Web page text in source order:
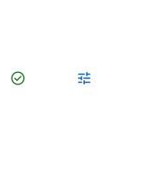
check_circle tune